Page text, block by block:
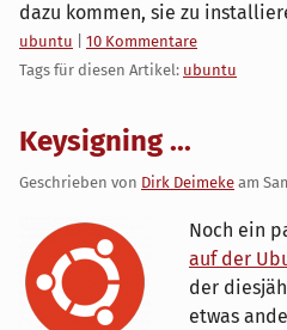
dazu kommen, sie zu
Kategorien:
ubuntu
10 Kommentare
Tags für diesen Artikel: ubuntu
Keysigning ...
Geschrieben von Dirk Deimeke am
Noch ein
auf der
der
etwas